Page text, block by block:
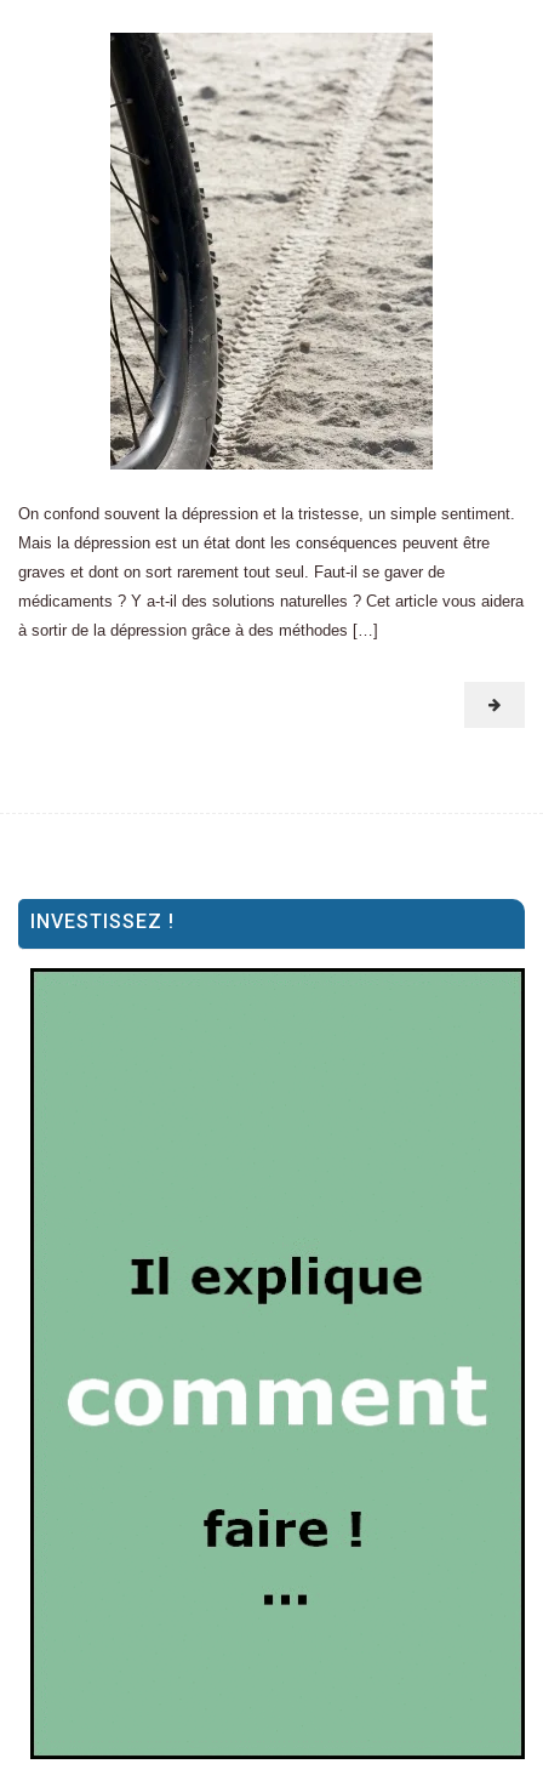
On confond souvent la dépression et la tristesse, un simple sentiment.
Mais la dépression est un état dont les conséquences peuvent être
graves et dont on sort rarement tout seul. Faut-il se gaver de
médicaments ? Y a-t-il des solutions naturelles ? Cet article vous aidera
à sortir de la dépression grâce à des méthodes […]
INVESTISSEZ !